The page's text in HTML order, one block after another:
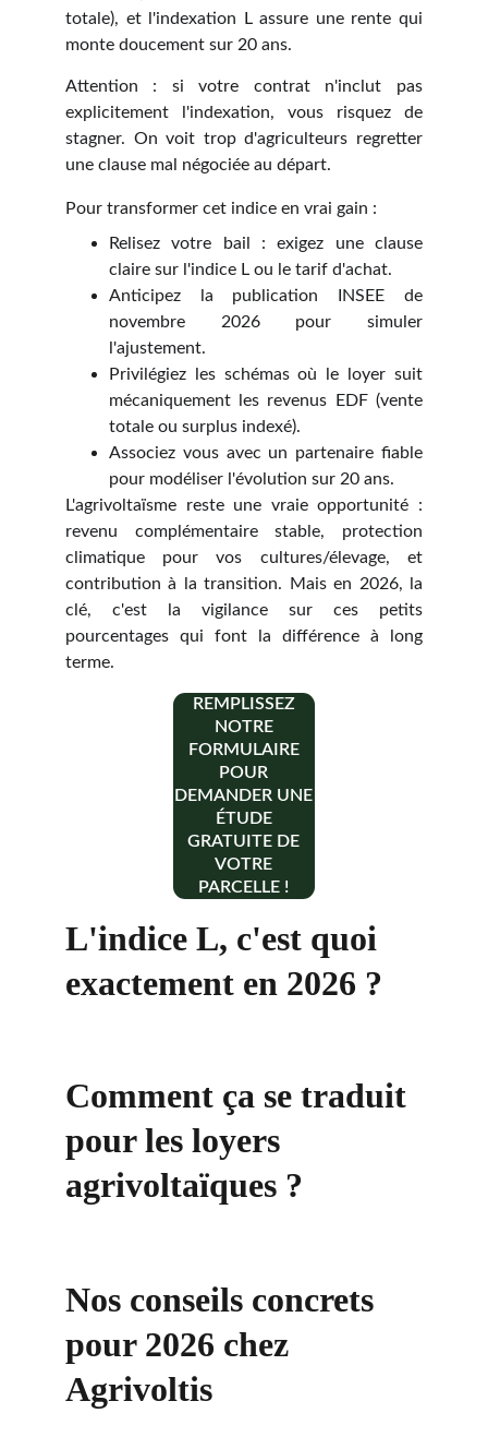
REMPLISSEZ
NOTRE
FORMULAIRE
POUR
DEMANDER UNE
ÉTUDE
GRATUITE DE
VOTRE
PARCELLE !
L'indice L, c'est quoi
exactement en 2026 ?
Comment ça se traduit
pour les loyers
agrivoltaïques ?
totale), et l'indexation L assure une rente qui
monte doucement sur 20 ans.
Attention : si votre contrat n'inclut pas
explicitement l'indexation, vous risquez de
stagner. On voit trop d'agriculteurs regretter
une clause mal négociée au départ.
Nos conseils concrets
pour 2026 chez
Agrivoltis
Pour transformer cet indice en vrai gain :
Relisez votre bail : exigez une clause
claire sur l'indice L ou le tarif d'achat.
Anticipez la publication INSEE de
novembre 2026 pour simuler
l'ajustement.
Privilégiez les schémas où le loyer suit
mécaniquement les revenus EDF (vente
totale ou surplus indexé).
Associez vous avec un partenaire fiable
pour modéliser l'évolution sur 20 ans.
L'agrivoltaïsme reste une vraie opportunité :
revenu complémentaire stable, protection
climatique pour vos cultures/élevage, et
contribution à la transition. Mais en 2026, la
clé, c'est la vigilance sur ces petits
pourcentages qui font la différence à long
terme.